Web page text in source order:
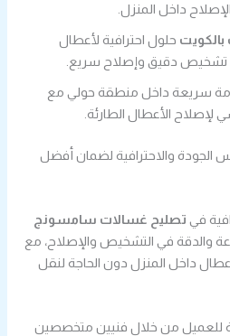
داخل المنزل.
حلول احترافية لأعطال
تشخيص دقيق وإصلاح سريع.
سريعة داخل منطقة حولي مع
الأعطال الطارئة.
الجودة والاحترافية لضمان أفضل
في تصليح غسالات سامسونج
والدقة في التشخيص والإصلاح، مع
داخل المنزل دون الحاجة لنقل
للعميل من خلال فنيين متخصصين